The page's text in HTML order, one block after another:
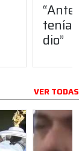
dio”
VER TODAS